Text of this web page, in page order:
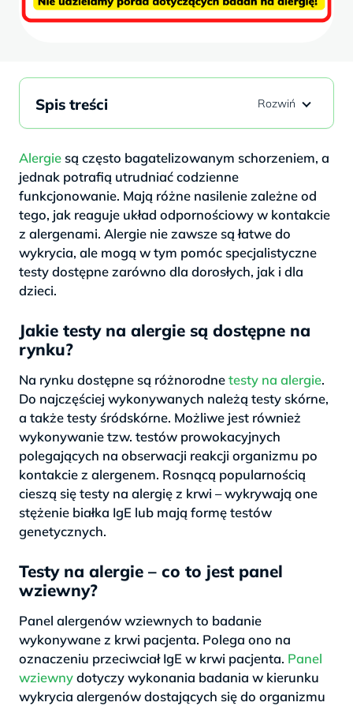
Alergie są często bagatelizowanym schorzeniem, a
jednak potrafią utrudniać codzienne
funkcjonowanie. Mają różne nasilenie zależne od
tego, jak reaguje układ odpornościowy w kontakcie
z alergenami. Alergie nie zawsze są łatwe do
wykrycia, ale mogą w tym pomóc specjalistyczne
testy dostępne zarówno dla dorosłych, jak i dla
dzieci.
Jakie testy na alergie są dostępne na
rynku?
Na rynku dostępne są różnorodnetesty na alergie.
Do najczęściej wykonywanych należą testy skórne,
a także testy śródskórne. Możliwe jest również
wykonywanie tzw. testów prowokacyjnych
polegających na obserwacji reakcji organizmu po
kontakcie z alergenem. Rosnącą popularnością
cieszą się testy na alergię z krwi – wykrywają one
stężenie białka IgE lub mają formę testów
genetycznych.
Testy na alergie – co to jest panel
wziewny?
Panel alergenów wziewnych to badanie
wykonywane z krwi pacjenta. Polega ono na
oznaczeniu przeciwciał IgE w krwi pacjenta. Panel
wziewnydotyczy wykonania badania w kierunku
wykrycia alergenów dostających się do organizmu
Spis treści